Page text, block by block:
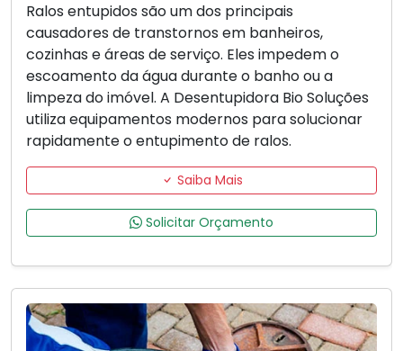
Ralos entupidos são um dos principais
causadores de transtornos em banheiros,
cozinhas e áreas de serviço. Eles impedem o
escoamento da água durante o banho ou a
limpeza do imóvel. A Desentupidora Bio Soluções
utiliza equipamentos modernos para solucionar
rapidamente o entupimento de ralos.
Saiba Mais
Solicitar Orçamento